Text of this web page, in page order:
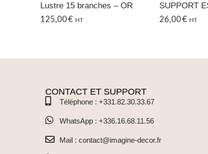
Lustre 15 branches – OR
125,00€ HT
26,00€ HT
CONTACT ET SUPPORT
Téléphone : +331.82.30.33.67
WhatsApp : +336.16.68.11.56
Mail : contact@imagine-decor.fr